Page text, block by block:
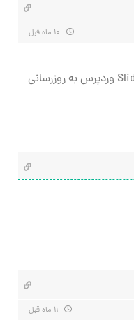
افزونه ایجاد اسلایدر Slider Revolution وردپرس به روزرسانی